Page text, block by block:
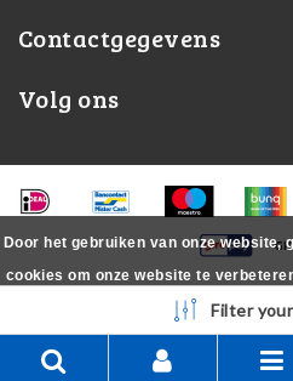
Contactgegevens
Volg ons
Filter
Door het gebruiken van onze website,
cookies om onze website te
Meer over